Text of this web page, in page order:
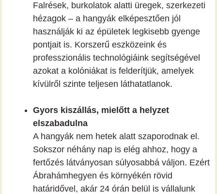
Falrések, burkolatok alatti üregek, szerkezeti
hézagok – a hangyák elképesztően jól
használják ki az épületek legkisebb gyenge
pontjait is. Korszerű eszközeink és
professzionális technológiáink segítségével
azokat a kolóniákat is felderítjük, amelyek
kívülről szinte teljesen láthatatlanok.
Gyors kiszállás, mielőtt a helyzet
elszabadulna
A hangyák nem hetek alatt szaporodnak el.
Sokszor néhány nap is elég ahhoz, hogy a
fertőzés látványosan súlyosabbá váljon. Ezért
Ábrahámhegyen és környékén rövid
határidővel, akár 24 órán belül is vállalunk